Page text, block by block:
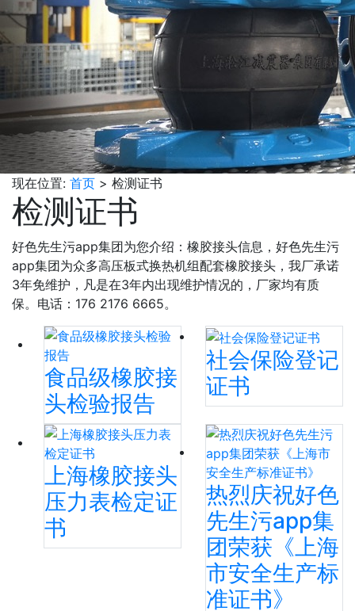
现在位置: 首页 > 检测证书
检测证书
好色先生污app集团为您介绍：橡胶接头信息，好色先生污
app集团为众多高压板式换热机组配套橡胶接头，我厂承诺
3年免维护，凡是在3年内出现维护情况的，厂家均有质
保。电话：176 2176 6665。
食品级橡胶接
头检验报告
社会保险登记
证书
上海橡胶接头
压力表检定证
书
热烈庆祝好色
先生污app集
团荣获《上海
市安全生产标
准证书》